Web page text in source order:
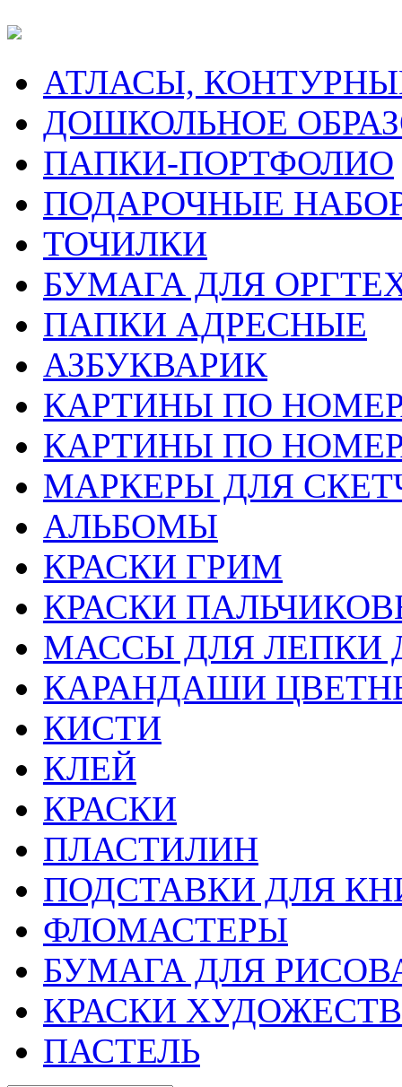
АТЛАСЫ,
ДОШКОЛЬНОЕ
ПАПКИ-ПОРТФОЛИО
ПОДАРОЧНЫЕ
ТОЧИЛКИ
БУМАГА ДЛЯ
ПАПКИ АДРЕСНЫЕ
АЗБУКВАРИК
КАРТИНЫ ПО
КАРТИНЫ ПО
МАРКЕРЫ ДЛЯ
АЛЬБОМЫ
КРАСКИ ГРИМ
КРАСКИ
МАССЫ ДЛЯ ЛЕПКИ
КАРАНДАШИ
КИСТИ
КЛЕЙ
КРАСКИ
ПЛАСТИЛИН
ПОДСТАВКИ ДЛЯ
ФЛОМАСТЕРЫ
БУМАГА ДЛЯ
КРАСКИ
ПАСТЕЛЬ